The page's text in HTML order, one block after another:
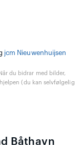
jcm Nieuwenhuijsen
du bidrar med bilder,
(du kan selvfølgelig
Båthavn